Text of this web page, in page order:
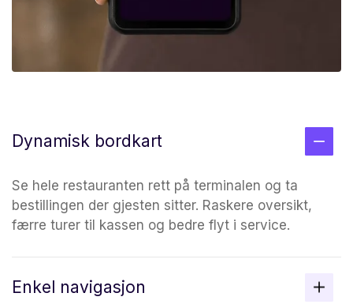
Dynamisk bordkart
Se hele restauranten rett på terminalen og ta
bestillingen der gjesten sitter. Raskere oversikt,
færre turer til kassen og bedre flyt i service.
Enkel navigasjon